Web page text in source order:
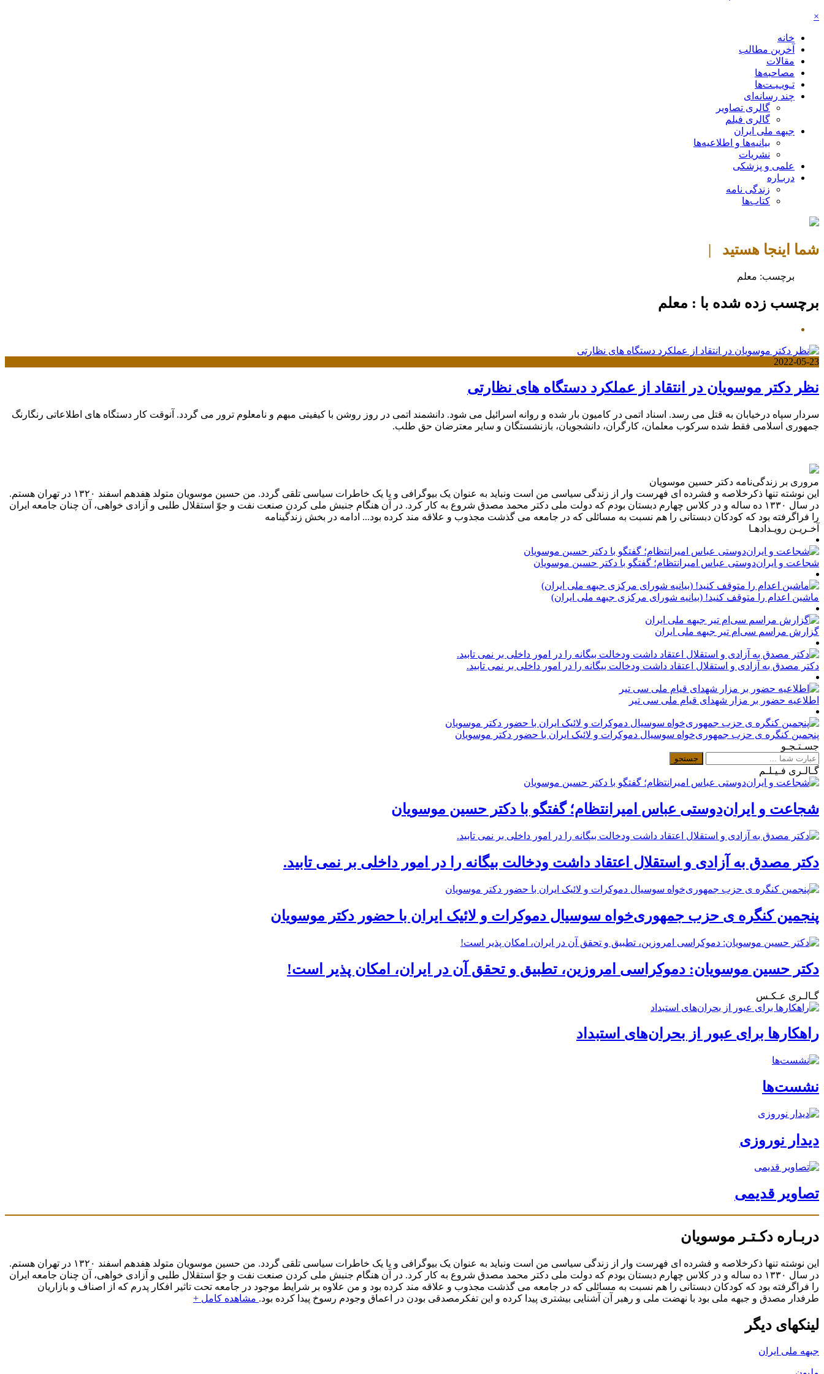
×
خانه
آخرین مطالب
مقالات
مصاحبه‌ها
تـویـیـت‌ها
چند رسانه‌ای
گالری تصاویر
گالری فیلم
جبهه ملی ایران
بیانیه‌ها و اطلاعیه‌ها
نشریات
علمی و پزشکی
دربـاره
زندگی نامه
کتاب‌ها
شما اینجا هستید |
برچسب: معلم
برچسب زده شده با : معلم
2022-05-23
نظر دکتر موسویان در انتقاد از عملکرد دستگاه های نظارتی
سردار سپاه درخیابان‌ به قتل می رسد. اسناد اتمی در کامیون بار شده و روانه اسرائیل می شود. دانشمند اتمی در روز روشن با کیفیتی مبهم و نامعلوم ترور می گردد. آنوقت کار دستگاه های اطلاعاتی رنگارنگ
جمهوری اسلامی فقط شده سرکوب معلمان، کارگران، دانشجویان، بازنشستگان و سایر معترضان حق طلب.
مروری بر زندگی‌نامه دکتر حسین موسویان
این نوشته تنها ذکرخلاصه و فشرده ای فهرست وار از زندگی سیاسی من است ونباید به عنوان یک بیوگرافی و یا یک خاطرات سیاسی تلقی گردد. من حسین موسویان متولد هفدهم اسفند ۱۳۲۰ در تهران هستم.
در سال ۱۳۳۰ ده ساله و در کلاس چهارم دبستان بودم که دولت ملی دکتر محمد مصدق شروع به کار کرد. در آن هنگام جنبش ملی کردن صنعت نفت و جوّ استقلال طلبی و آزادی خواهی، آن چنان جامعه ایران
را فراگرفته بود که کودکان دبستانی را هم نسبت به مسائلی که در جامعه می گذشت مجذوب و علاقه مند کرده بود... ادامه در بخش زندگینامه
آخـریـن رویـدادهـا
شجاعت و ایران‌دوستی عباس امیرانتظام؛ گفتگو با دکتر حسین موسویان
ماشین اعدام را متوقف کنید! (بیانیه شورای مرکزی جبهه ملی ایران)
گزارش مراسم سی‌ام تیر جبهه ملی ایران
دکتر مصدق به آزادی و استقلال اعتقاد داشت ودخالت بیگانه را در امور داخلی بر نمی تابید.
اطلاعیه حضور بر مزار شهدای قیام ملی سی تیر
پنجمین کنگره ی حزب جمهوری‌خواه سوسیال دموکرات و لائیک ایران با حضور دکتر موسویان
جسـتـجـو
گـالـری فـیـلـم
شجاعت و ایران‌دوستی عباس امیرانتظام؛ گفتگو با دکتر حسین موسویان
دکتر مصدق به آزادی و استقلال اعتقاد داشت ودخالت بیگانه را در امور داخلی بر نمی تابید.
پنجمین کنگره ی حزب جمهوری‌خواه سوسیال دموکرات و لائیک ایران با حضور دکتر موسویان
دکتر حسین موسویان: دموکراسی امروزین، تطبیق و تحقق آن در ایران، امکان پذیر است!
گـالـری عـکـس
راهکارها برای عبور از بحران‌های استبداد
نشست‌ها
دیدار نوروزی
تصاویر قدیمی
دربـاره دکـتـر موسویان
این نوشته تنها ذکرخلاصه و فشرده ای فهرست وار از زندگی سیاسی من است ونباید به عنوان یک بیوگرافی و یا یک خاطرات سیاسی تلقی گردد. من حسین موسویان متولد هفدهم اسفند ۱۳۲۰ در تهران هستم.
در سال ۱۳۳۰ ده ساله و در کلاس چهارم دبستان بودم که دولت ملی دکتر محمد مصدق شروع به کار کرد. در آن هنگام جنبش ملی کردن صنعت نفت و جوّ استقلال طلبی و آزادی خواهی، آن چنان جامعه ایران
را فراگرفته بود که کودکان دبستانی را هم نسبت به مسائلی که در جامعه می گذشت مجذوب و علاقه مند کرده بود و من علاوه بر شرایط موجود در جامعه تحت تاثیر افکار پدرم که از اصناف و بازاریان
طرفدار مصدق و جبهه ملی بود با نهضت ملی و رهبر آن آشنایی بیشتری پیدا کرده و این تفکرمصدقی بودن در اعماق وجودم رسوخ پیدا کرده بود. مشاهده کامل +
لینکهای دیگر
جبهه ملی ایران